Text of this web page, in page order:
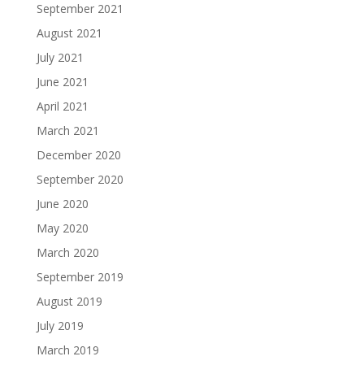
September 2021
August 2021
July 2021
June 2021
April 2021
March 2021
December 2020
September 2020
June 2020
May 2020
March 2020
September 2019
August 2019
July 2019
March 2019